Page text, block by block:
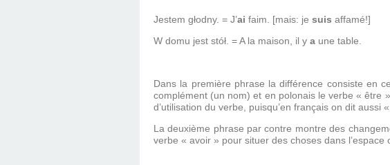
Jestem głodny. = J’ai faim. [mais: je suis affamé!]
W domu jest stół. = A la maison, il y a une table.
Dans la première phrase la différence consiste en
complément (un nom) et en polonais le verbe « être
d’utilisation du verbe, puisqu’en français on dit
La deuxième phrase par contre montre des
verbe « avoir » pour situer des choses dans